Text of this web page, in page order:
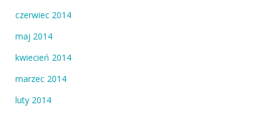
czerwiec 2014
maj 2014
kwiecień 2014
marzec 2014
luty 2014